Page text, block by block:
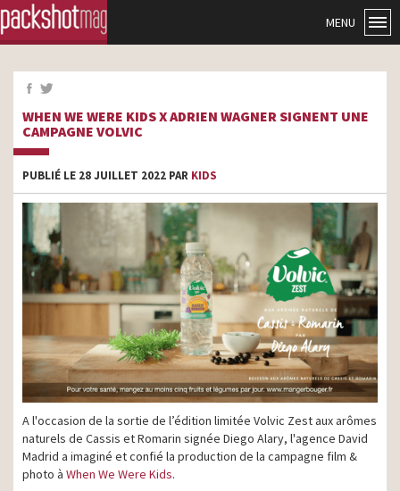
MENU
WHEN WE WERE KIDS X ADRIEN WAGNER SIGNENT UNE
CAMPAGNE VOLVIC
PUBLIÉ LE 28 JUILLET 2022 PAR KIDS
A l'occasion de la sortie de l’édition limitée Volvic Zest aux arômes
naturels de Cassis et Romarin signée Diego Alary, l'agence David
Madrid a imaginé et confié la production de la campagne film &
photo à When We Were Kids.